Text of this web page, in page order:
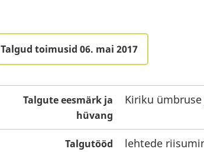
Talgud toimusid 06. mai 2017
Talgute eesmärk ja
hüvang
Kiriku
Talgutööd lehtede